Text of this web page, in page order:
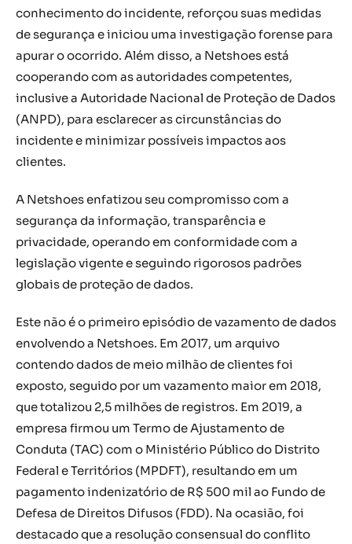
conhecimento do incidente, reforçou suas medidas
de segurança e iniciou uma investigação forense para
apurar o ocorrido. Além disso, a Netshoes está
cooperando com as autoridades competentes,
inclusive a Autoridade Nacional de Proteção de Dados
(ANPD), para esclarecer as circunstâncias do
incidente e minimizar possíveis impactos aos
clientes.
A Netshoes enfatizou seu compromisso com a
segurança da informação, transparência e
privacidade, operando em conformidade com a
legislação vigente e seguindo rigorosos padrões
globais de proteção de dados.
Este não é o primeiro episódio de vazamento de dados
envolvendo a Netshoes. Em 2017, um arquivo
contendo dados de meio milhão de clientes foi
exposto, seguido por um vazamento maior em 2018,
que totalizou 2,5 milhões de registros. Em 2019, a
empresa firmou um Termo de Ajustamento de
Conduta (TAC) com o Ministério Público do Distrito
Federal e Territórios (MPDFT), resultando em um
pagamento indenizatório de R$ 500 mil ao Fundo de
Defesa de Direitos Difusos (FDD). Na ocasião, foi
destacado que a resolução consensual do conflito